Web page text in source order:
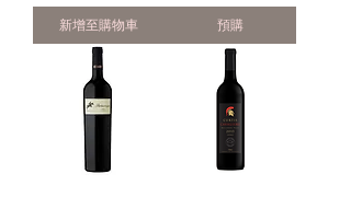
新增至購物車 預購